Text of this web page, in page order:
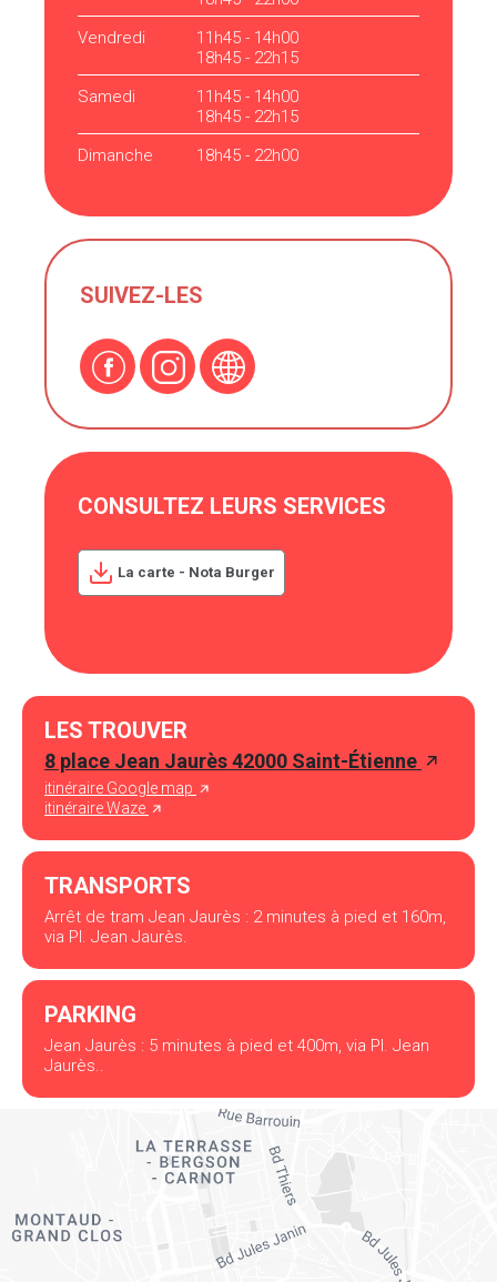
Vendredi
11h45 - 14h00
18h45 - 22h15
Samedi
11h45 - 14h00
18h45 - 22h15
Dimanche
18h45 - 22h00
SUIVEZ-LES
CONSULTEZ LEURS SERVICES
La carte - Nota Burger
LES TROUVER
8 place Jean Jaurès 42000 Saint-Étienne
itinéraire Google map
itinéraire Waze
TRANSPORTS
Arrêt de tram Jean Jaurès : 2 minutes à pied et 160m,
via Pl. Jean Jaurès.
PARKING
Jean Jaurès : 5 minutes à pied et 400m, via Pl. Jean
Jaurès..